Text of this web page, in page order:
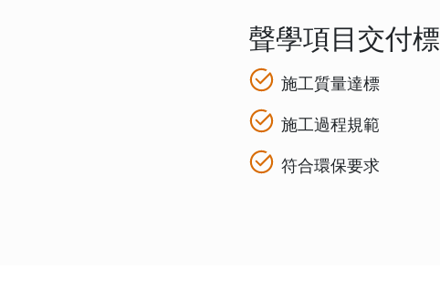
聲學項目交付
施工質量達標
施工過程規範
符合環保要求